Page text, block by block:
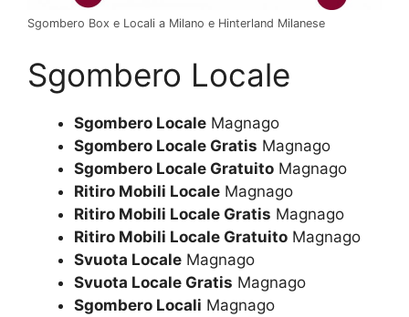
Sgombero Box e Locali a Milano e Hinterland Milanese
Sgombero Locale
Sgombero Locale Magnago
Sgombero Locale Gratis Magnago
Sgombero Locale Gratuito Magnago
Ritiro Mobili Locale Magnago
Ritiro Mobili Locale Gratis Magnago
Ritiro Mobili Locale Gratuito Magnago
Svuota Locale Magnago
Svuota Locale Gratis Magnago
Sgombero Locali Magnago